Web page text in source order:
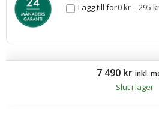
Lägg till för0kr–295
7 490 kr inkl.
Slut i lager